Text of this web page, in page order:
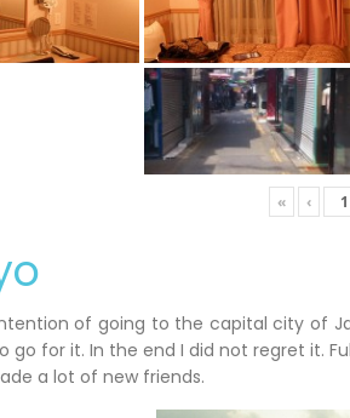
« ‹
of going to the capital city of
go for it. In the end I did not regret it.
a lot of new friends.